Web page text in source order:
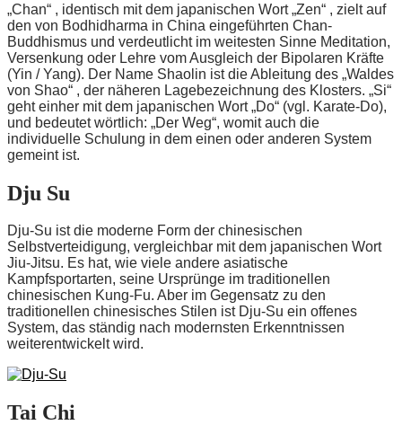
„Chan“ , identisch mit dem japanischen Wort „Zen“ , zielt auf
den von Bodhidharma in China eingeführten Chan-
Buddhismus und verdeutlicht im weitesten Sinne Meditation,
Versenkung oder Lehre vom Ausgleich der Bipolaren Kräfte
(Yin / Yang). Der Name Shaolin ist die Ableitung des „Waldes
von Shao“ , der näheren Lagebezeichnung des Klosters. „Si“
geht einher mit dem japanischen Wort „Do“ (vgl. Karate-Do),
und bedeutet wörtlich: „Der Weg“, womit auch die
individuelle Schulung in dem einen oder anderen System
gemeint ist.
Dju Su
Dju-Su ist die moderne Form der chinesischen
Selbstverteidigung, vergleichbar mit dem japanischen Wort
Jiu-Jitsu. Es hat, wie viele andere asiatische
Kampfsportarten, seine Ursprünge im traditionellen
chinesischen Kung-Fu. Aber im Gegensatz zu den
traditionellen chinesisches Stilen ist Dju-Su ein offenes
System, das ständig nach modernsten Erkenntnissen
weiterentwickelt wird.
Tai Chi